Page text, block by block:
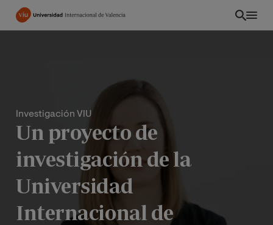
Pasar
Investigación VIU
Un proyecto de
investigación de la
Universidad
Internacional de